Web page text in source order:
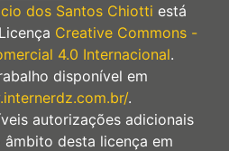
dos Santos Chiotti está
Creative Commons -
4.0 Internacional.
disponível em
.
autorizações adicionais
âmbito desta licença em